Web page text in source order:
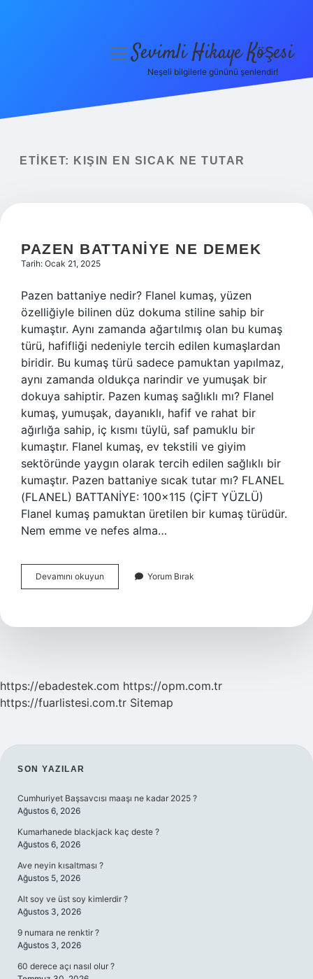
Yasal Uyarı
menüyüSevimli Hikaye Köşesi
Neşeli bilgilerle gününü şenlendir!
ETIKET: KIŞIN EN SICAK NE TUTAR
PAZEN BATTANIYE NE DEMEK
Tarih: Ocak 21, 2025
Pazen battaniye nedir? Flanel kumaş, yüzen
özelliğiyle bilinen düz dokuma stiline sahip bir
kumaştır. Aynı zamanda ağartılmış olan bu kumaş
türü, hafifliği nedeniyle tercih edilen kumaşlardan
biridir. Bu kumaş türü sadece pamuktan yapılmaz,
aynı zamanda oldukça narindir ve yumuşak bir
dokuya sahiptir. Pazen kumaş sağlıklı mı? Flanel
kumaş, yumuşak, dayanıklı, hafif ve rahat bir
ağırlığa sahip, iç kısmı tüylü, saf pamuklu bir
kumaştır. Flanel kumaş, ev tekstili ve giyim
sektöründe yaygın olarak tercih edilen sağlıklı bir
kumaştır. Pazen battaniye sıcak tutar mı? FLANEL
(FLANEL) BATTANİYE: 100×115 (ÇİFT YÜZLÜ)
Flanel kumaş pamuktan üretilen bir kumaş türüdür.
Nem emme ve nefes alma…
Devamını okuyun
Battaniye
Yorum Bırak
https://ebadestek.com https://opm.com.tr
https://fuarlistesi.com.tr Sitemap
SIDEBAR
SON YAZILAR
Cumhuriyet Başsavcısı maaşı ne kadar 2025 ?
Ağustos 6, 2026
Kumarhanede blackjack kaç deste ?
Ağustos 6, 2026
Ave neyin kısaltması ?
Ağustos 5, 2026
Alt soy ve üst soy kimlerdir ?
Ağustos 3, 2026
9 numara ne renktir ?
Ağustos 3, 2026
60 derece açı nasıl olur ?